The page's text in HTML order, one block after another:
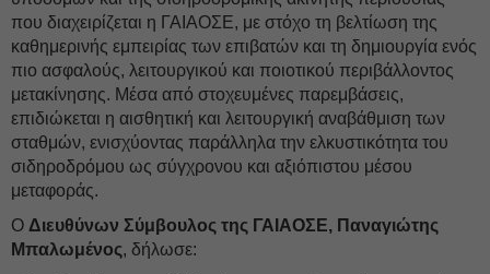
που διαχειρίζεται η ΓΑΙΑΟΣΕ, με στόχο τη βελτίωση της
καθημερινής εμπειρίας των επιβατών και τη δημιουργία ενός
πιο ασφαλούς, λειτουργικού και ποιοτικού περιβάλλοντος
μετακίνησης. Μέσα από στοχευμένες παρεμβάσεις,
επιδιώκεται η αισθητική και λειτουργική αναβάθμιση των
σταθμών, ενισχύοντας παράλληλα την ελκυστικότητα του
σιδηροδρόμου ως σύγχρονου και αξιόπιστου μέσου
μεταφοράς.
Ο Διευθύνων Σύμβουλος της ΓΑΙΑΟΣΕ, Παναγιώτης
Μπαλωμένος, δήλωσε: